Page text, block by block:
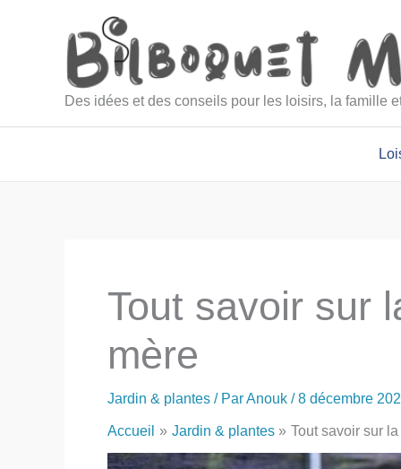
Des idées et des conseils pour les loisirs, la famille
Tout savoir sur
mère
Jardin & plantes / ParAnouk /8 décembre
Accueil Jardin & plantes Tout savoir sur